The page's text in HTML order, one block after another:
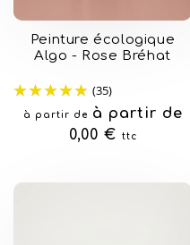
Peinture écologique
Algo - Rose Bréhat
(35)
Prix
habituel
à partir de
à partir de
0,00 €
ttc